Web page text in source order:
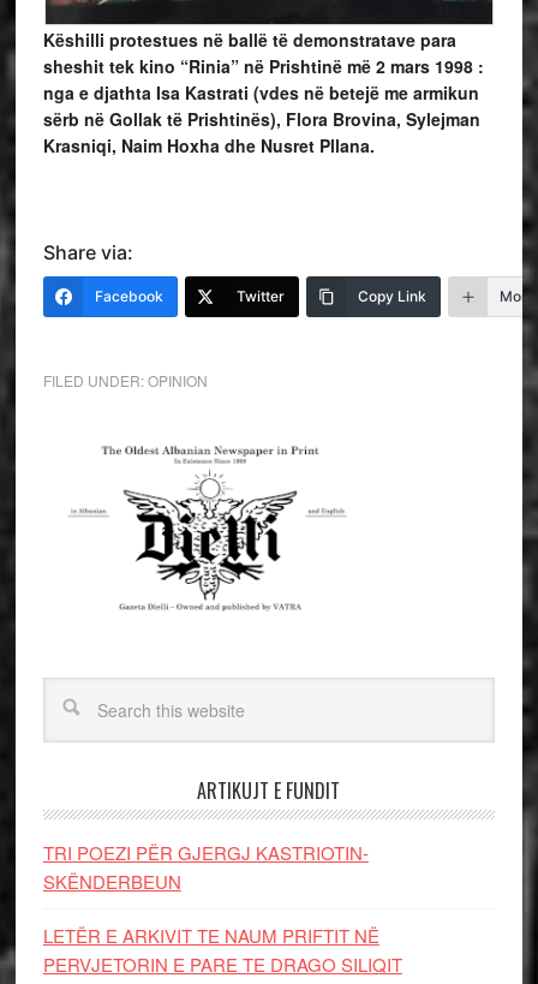
Këshilli protestues në ballë të demonstratave para
sheshit tek kino “Rinia” në Prishtinë më 2 mars 1998 :
nga e djathta Isa Kastrati (vdes në betejë me armikun
sërb në Gollak të Prishtinës), Flora Brovina, Sylejman
Krasniqi, Naim Hoxha dhe Nusret Pllana.
Share via:
Facebook Twitter Copy Link More
FILED UNDER:OPINION
ARTIKUJT E FUNDIT
TRI POEZI PËR GJERGJ KASTRIOTIN-
SKËNDERBEUN
LETËR E ARKIVIT TE NAUM PRIFTIT NË
PERVJETORIN E PARE TE DRAGO SILIQIT